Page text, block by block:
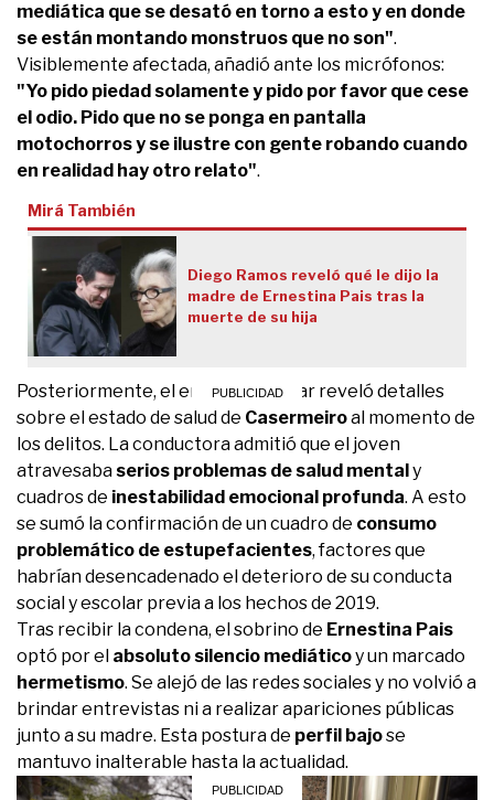
mediática que se desató en torno a esto y en donde
se están montando monstruos que no son".
Visiblemente afectada, añadió ante los micrófonos:
"Yo pido piedad solamente y pido por favor que cese
el odio. Pido que no se ponga en pantalla
motochorros y se ilustre con gente robando cuando
en realidad hay otro relato".
Mirá También
Diego Ramos reveló qué le dijo la
madre de Ernestina Pais tras la
muerte de su hija
Posteriormente, el entorno familiar reveló detalles
sobre el estado de salud de Casermeiroal momento de
los delitos. La conductora admitió que el joven
atravesaba serios problemas de salud mental y
cuadros de inestabilidad emocional profunda. A esto
se sumó la confirmación de un cuadro de consumo
problemático de estupefacientes, factores que
habrían desencadenado el deterioro de su conducta
social y escolar previa a los hechos de 2019.
Tras recibir la condena, el sobrino de Ernestina Pais
optó por el absoluto silencio mediáticoy un marcado
hermetismo. Se alejó de las redes sociales y no volvió a
brindar entrevistas ni a realizar apariciones públicas
junto a su madre. Esta postura de perfil bajose
mantuvo inalterable hasta la actualidad.